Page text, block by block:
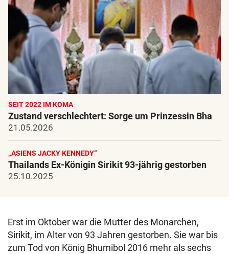
SEIT 2022 IM KOMA
Zustand verschlechtert: Sorge um Prinzessin Bha
21.05.2026
„ASIENS JACKY KENNEDY“
Thailands Ex-Königin Sirikit 93-jährig gestorben
25.10.2025
Erst im Oktober war die Mutter des Monarchen,
Sirikit, im Alter von 93 Jahren gestorben. Sie war bis
zum Tod von König Bhumibol 2016 mehr als sechs